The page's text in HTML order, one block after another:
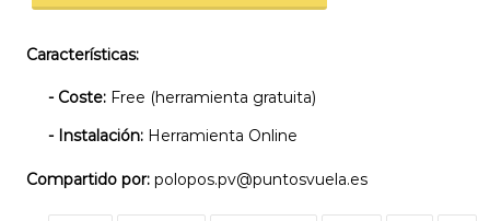
Características:
- Coste: Free (herramienta gratuita)
- Instalación: Herramienta Online
Compartido por: polopos.pv@puntosvuela.es